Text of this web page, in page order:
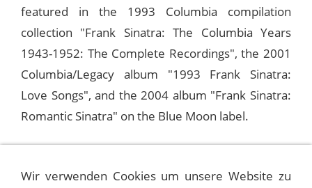
featured in the 1993 Columbia compilation
collection "Frank Sinatra: The Columbia Years
1943-1952: The Complete Recordings", the 2001
Columbia/Legacy album "1993 Frank Sinatra:
Love Songs", and the 2004 album "Frank Sinatra:
Romantic Sinatra" on the Blue Moon label.
Oasis" on January 18, 1958, and on his own
Wir verwenden Cookies um unsere Website zu